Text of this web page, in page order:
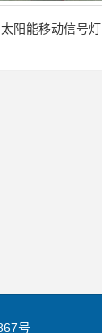
太阳能移动信号灯
号